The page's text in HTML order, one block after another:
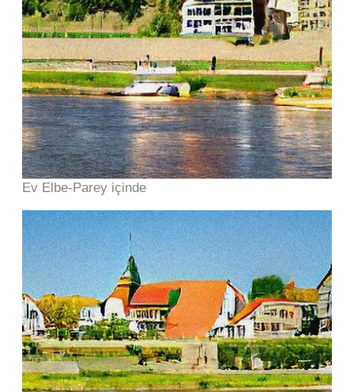
Ev Elbe-Parey içinde